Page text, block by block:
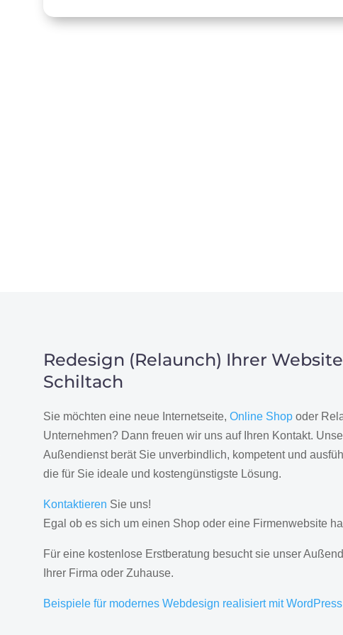
Redesign (Relaunch) Ihrer
Schiltach
Sie möchten eine neue Internetseite, Online Shopoder
Unternehmen? Dann freuen wir uns auf Ihren Kontakt.
Außendienst berät Sie unverbindlich, kompetent und
die für Sie ideale und kostengünstigste Lösung.
Kontaktieren Sie uns!
Egal ob es sich um einen Shop oder eine Firmenwebsite
Für eine kostenlose Erstberatung besucht sie unser
Ihrer Firma oder Zuhause.
Beispiele für modernes Webdesign realisiert mit